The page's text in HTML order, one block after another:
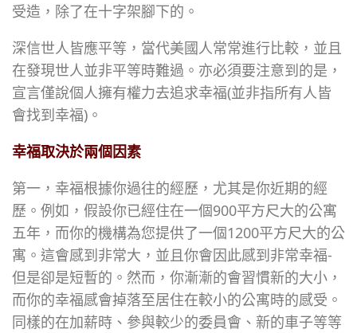
受造，除了在十字架腳下的。
深信世人皆應平等，當代美國人常常進行比較，並且
在發現世人並非平等時難過。亦必須要注意到的是，
宣言僅說個人擁有權力去追求幸福(並非指所有人皆
會找到幸福)。
幸福取決於兩個因素
第一，幸福根據你過往的經歷，尤其是你近期的經
歷。例如，假設你已經住在一個900平方尺大的公寓
五年，而你的機構為您提供了一個1200平方尺大的公
寓。這會感到非常大，並且你會因此感到非常幸福-
但是卻是短暫的。然而，你漸漸的會習慣新的大小，
而你的幸福感會掉落至居住在較小的公寓時的感受。
同樣的在加薪時、參與較少的委員會、新的車子等等